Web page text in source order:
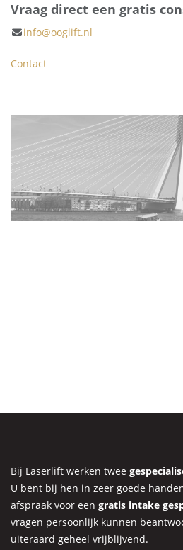
Vraag direct een gratis
info@ooglift.nl
Contact
Bij Laserlift werken twee
U bent bij hen in zeer goede
afspraak voor een gratis intake
vragen persoonlijk kunnen
uiteraard geheel vrijblijvend.